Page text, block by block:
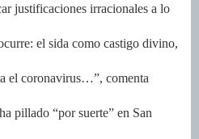
justificaciones irracionales a lo
el sida como castigo divino,
el coronavirus…”, comenta
pillado “por suerte” en San